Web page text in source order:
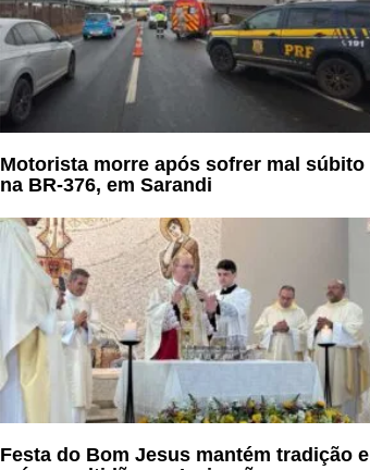
Motorista morre após sofrer mal súbito
na BR-376, em Sarandi
Festa do Bom Jesus mantém tradição e